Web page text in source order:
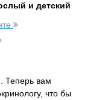
и детский
Теперь вам
что бы